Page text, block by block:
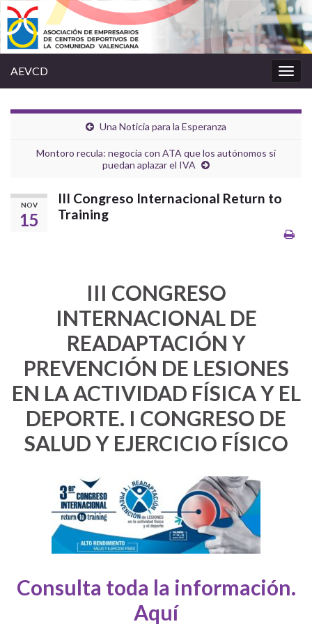
la
AEVCD
Una Noticia para la Esperanza
Montoro recula: negocia con ATA que los autónomos sí
puedan aplazar el IVA
NOV
15
III Congreso Internacional Return to
Training
III CONGRESO
INTERNACIONAL DE
READAPTACIÓN Y
PREVENCIÓN DE LESIONES
EN LA ACTIVIDAD FÍSICA Y EL
DEPORTE. I CONGRESO DE
SALUD Y EJERCICIO FÍSICO
Consulta toda la información.
Aquí